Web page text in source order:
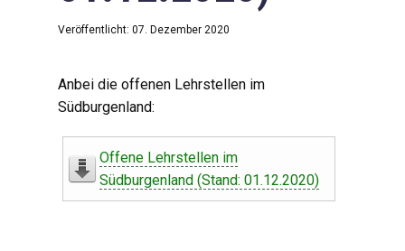
Veröffentlicht: 07. Dezember 2020
Anbei die offenen Lehrstellen im
Südburgenland:
Offene Lehrstellen im
Südburgenland (Stand: 01.12.2020)